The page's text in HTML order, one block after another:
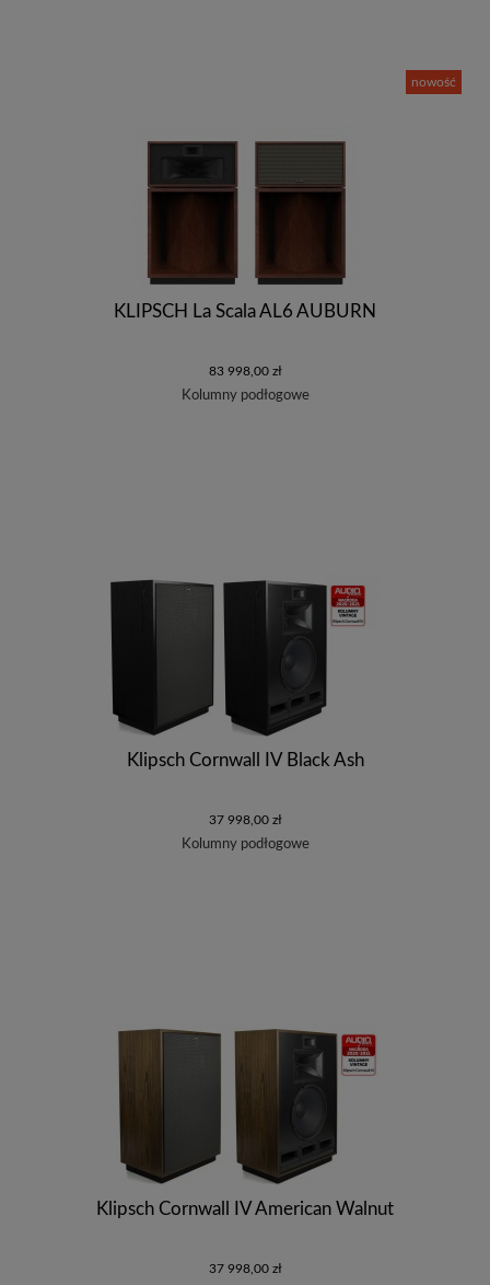
KLIPSCH La Scala AL6 AUBURN
83 998,00 zł
Kolumny podłogowe
nowość
Klipsch Cornwall IV Black Ash
37 998,00 zł
Kolumny podłogowe
Klipsch Cornwall IV American Walnut
37 998,00 zł